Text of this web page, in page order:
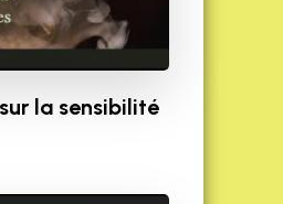
la sensibilité